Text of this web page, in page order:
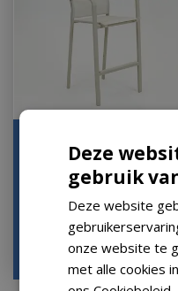
stapelbaar creme heat
90
Houd mij op de hoogte
Deze
gebruik
Deze website
onze website te
met alle cookies